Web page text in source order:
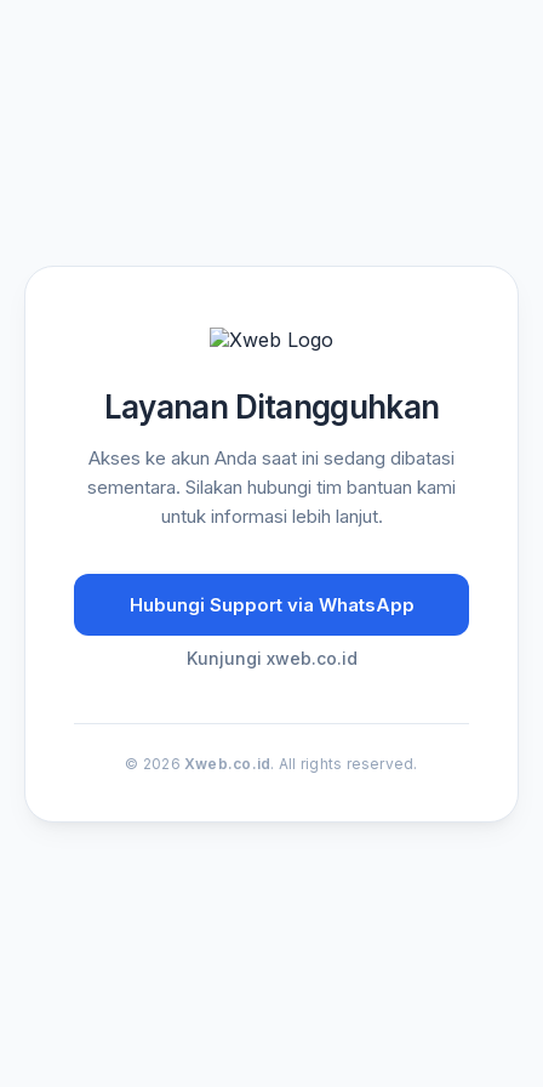
Layanan Ditangguhkan
Akses ke akun Anda saat ini sedang dibatasi
sementara. Silakan hubungi tim bantuan kami
untuk informasi lebih lanjut.
Hubungi Support via WhatsApp
Kunjungi xweb.co.id
© 2026 Xweb.co.id. All rights reserved.